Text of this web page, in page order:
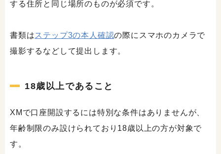
する住所と同じ場所のものが必須です。
書類はステップ3の本人確認の際にスマホのカメラで
撮影するなどして提出します。
18歳以上であること
XMで口座開設するには特別な条件はありませんが、
年齢制限のみ設けられており18歳以上の方が対象で
す。